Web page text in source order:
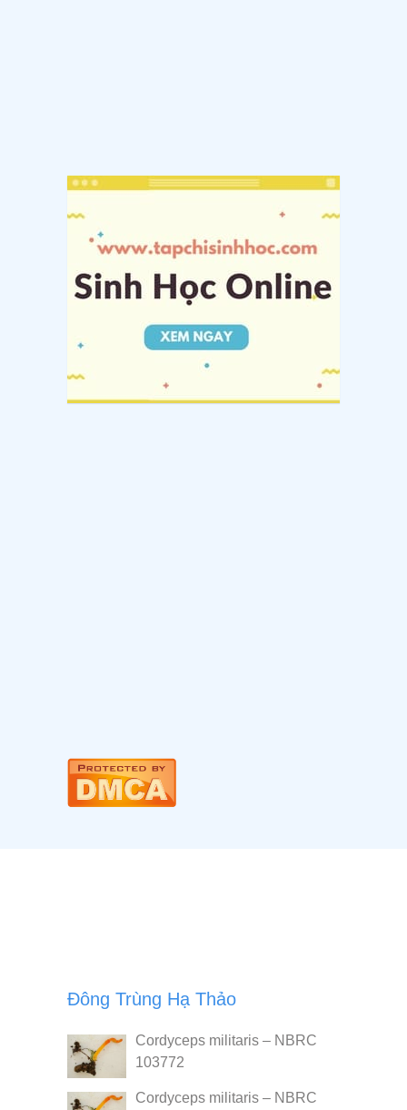
Đông Trùng Hạ Thảo
Cordyceps militaris – NBRC
103772
Cordyceps militaris – NBRC